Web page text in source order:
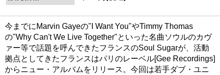
今までにMarvin Gayeの"I Want You"やTimmy Thomas
の"Why Can't We Live Together"といった名曲ソウルのカヴ
ァー等で話題を呼んできたフランスのSoul Sugarが、活動
拠点としてきたフランスはパリのレーベル[Gee Recordings]
からニュー・アルバムをリリース。今回は若手ダブ・ユニ